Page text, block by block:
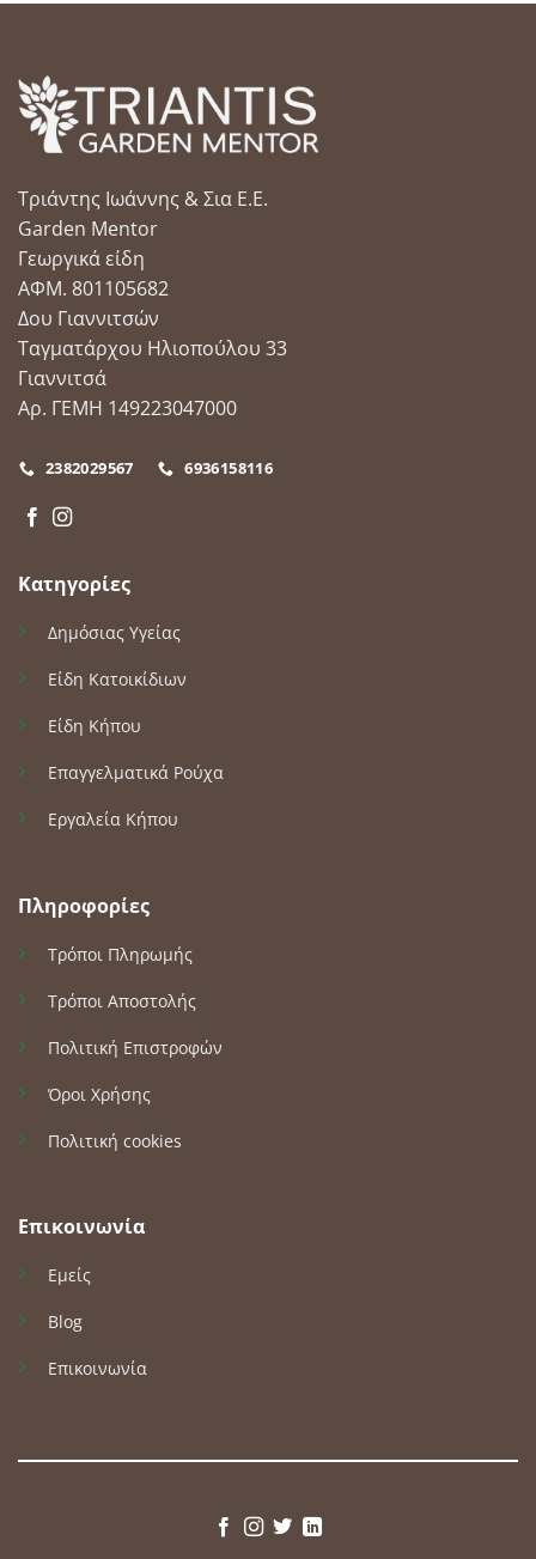
Τριάντης Ιωάννης & Σια Ε.Ε.
Garden Mentor
Γεωργικά είδη
ΑΦΜ. 801105682
Δου Γιαννιτσών
Ταγματάρχου Ηλιοπούλου 33
Γιαννιτσά
Αρ. ΓΕΜΗ 149223047000
2382029567 6936158116
Κατηγορίες
Δημόσιας Υγείας
Είδη Κατοικίδιων
Είδη Κήπου
Επαγγελματικά Ρούχα
Εργαλεία Κήπου
Πληροφορίες
Τρόποι Πληρωμής
Τρόποι Αποστολής
Πολιτική Επιστροφών
Όροι Χρήσης
Πολιτική cookies
Επικοινωνία
Εμείς
Blog
Επικοινωνία